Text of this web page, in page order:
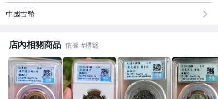
玩具、模型與公仔
偶像、球員卡與郵幣
女裝與服飾配件
手錶與飾品配件
中國古幣
店內相關商品